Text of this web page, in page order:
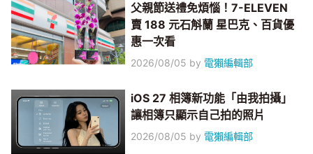
父親節送禮免煩惱！7-ELEVEN
賣 188 元石斛蘭 星巴克、百貨優
惠一次看
2026/08/05 by 電獺編輯部
iOS 27 相簿新功能「由我拍攝」
讓相簿只顯示自己拍的照片
2026/08/05 by 電獺編輯部